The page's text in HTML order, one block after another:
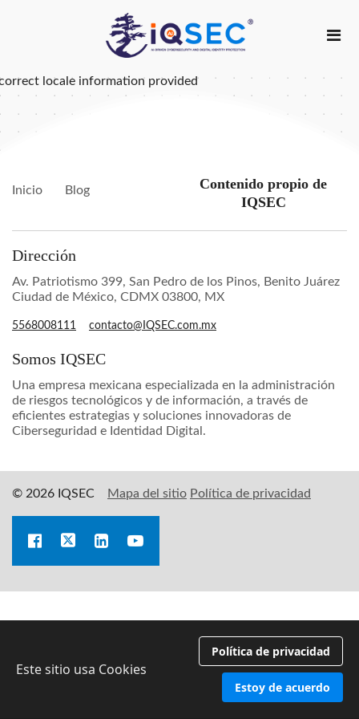
locale information provided
Inicio Blog
Contenido propio de
IQSEC
Dirección
Av. Patriotismo 399, San Pedro de los Pinos, Benito Juárez
Ciudad de México, CDMX 03800, MX
5568008111 contacto@IQSEC.com.mx
Somos IQSEC
Una empresa mexicana especializada en la administración
de riesgos tecnológicos y de información, a través de
eficientes estrategias y soluciones innovadoras de
Ciberseguridad e Identidad Digital.
© 2026 IQSEC Mapa del sitio Política de privacidad
Este sitio usa Cookies
Política de privacidad
Estoy de acuerdo